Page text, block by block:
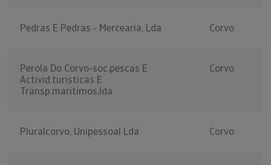
Pedras E Pedras - Mercearia, Lda Corvo
Perola Do Corvo-soc.pescas E
Activid.turisticas E
Transp.maritimos,lda
Corvo
Pluralcorvo, Unipessoal Lda Corvo